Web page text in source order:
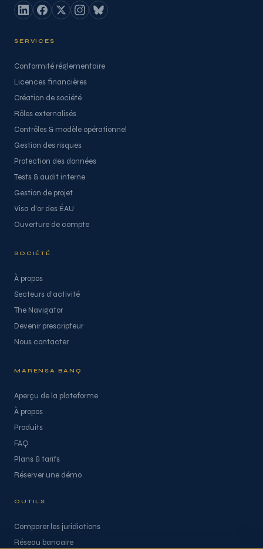
SERVICES
Conformité réglementaire
Licences financières
Création de société
Rôles externalisés
Contrôles & modèle opérationnel
Gestion des risques
Protection des données
Tests & audit interne
Gestion de projet
Visa d'or des ÉAU
Ouverture de compte
MARENSA BANQ
Aperçu de la plateforme
À propos
Produits
FAQ
Plans & tarifs
Réserver une démo
OUTILS
Comparer les juridictions
Réseau bancaire
SOCIÉTÉ
À propos
Secteurs d'activité
The Navigator
Devenir prescripteur
Nous contacter